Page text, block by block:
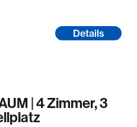
Details
| 4 Zimmer, 3